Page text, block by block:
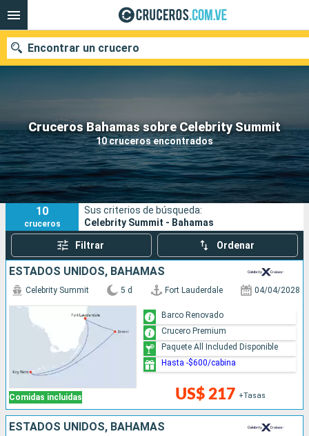
Cruceros Bahamas sobre Celebrity Summit
10 cruceros encontrados
Encontrar un crucero
Nuestros destinos
Fecha de salida
Puertos Compañías
Buscar
10
cruceros
Sus criterios de búsqueda:
Celebrity Summit - Bahamas
Filtrar Ordenar
ESTADOS UNIDOS, BAHAMAS
Comidas incluidas
Celebrity Summit 5 d Fort Lauderdale 04/04/2028
US$ 217 +Tasas
Barco Renovado
Crucero Premium
Paquete All Included Disponible
Hasta -$600/cabina
ESTADOS UNIDOS, BAHAMAS